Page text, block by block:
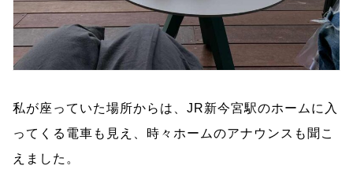
私が座っていた場所からは、JR新今宮駅のホームに入
ってくる電車も見え、時々ホームのアナウンスも聞こ
えました。